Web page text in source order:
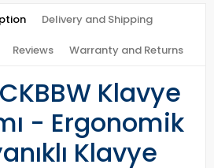
Delivery and Shipping
Reviews Warranty and Returns
Klavye
- Ergonomik
Klavye